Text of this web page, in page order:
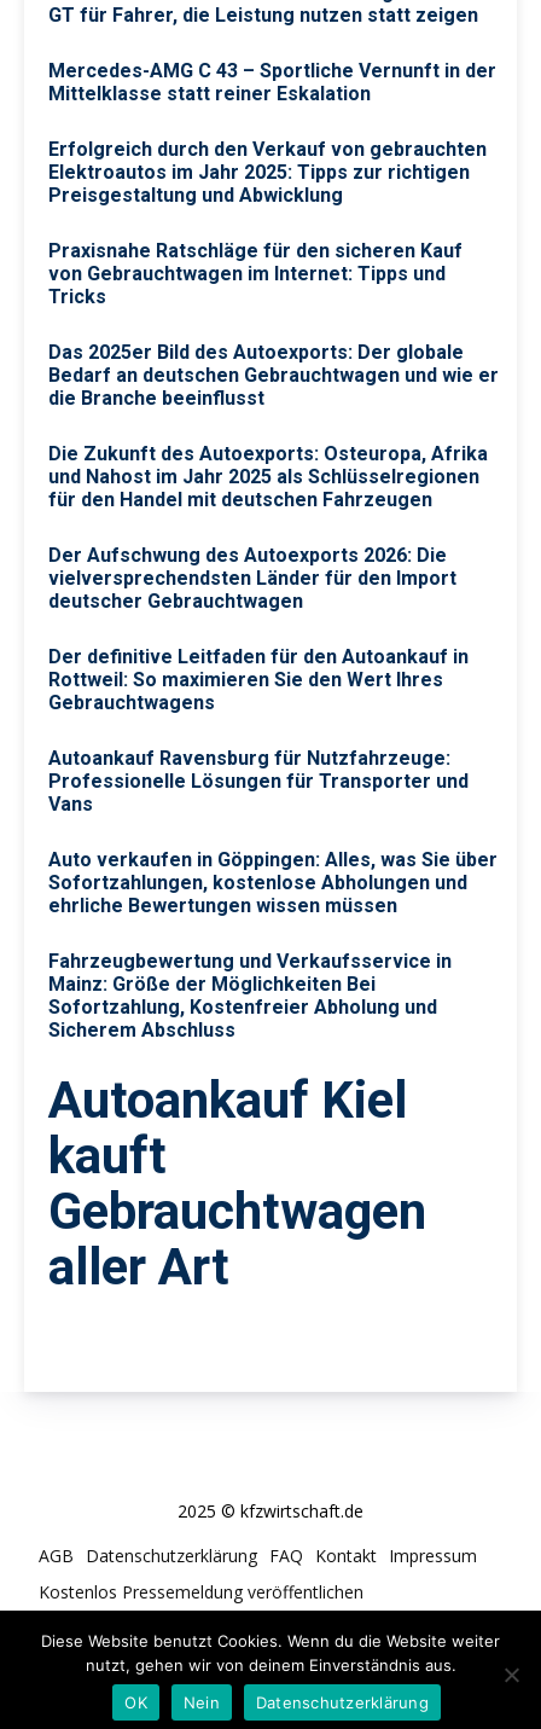
GT für Fahrer, die Leistung nutzen statt zeigen
Mercedes-AMG C 43 – Sportliche Vernunft in der
Mittelklasse statt reiner Eskalation
Erfolgreich durch den Verkauf von gebrauchten
Elektroautos im Jahr 2025: Tipps zur richtigen
Preisgestaltung und Abwicklung
Praxisnahe Ratschläge für den sicheren Kauf
von Gebrauchtwagen im Internet: Tipps und
Tricks
Das 2025er Bild des Autoexports: Der globale
Bedarf an deutschen Gebrauchtwagen und wie er
die Branche beeinflusst
Die Zukunft des Autoexports: Osteuropa, Afrika
und Nahost im Jahr 2025 als Schlüsselregionen
für den Handel mit deutschen Fahrzeugen
Der Aufschwung des Autoexports 2026: Die
vielversprechendsten Länder für den Import
deutscher Gebrauchtwagen
Der definitive Leitfaden für den Autoankauf in
Rottweil: So maximieren Sie den Wert Ihres
Gebrauchtwagens
Autoankauf Ravensburg für Nutzfahrzeuge:
Professionelle Lösungen für Transporter und
Vans
Auto verkaufen in Göppingen: Alles, was Sie über
Sofortzahlungen, kostenlose Abholungen und
ehrliche Bewertungen wissen müssen
Fahrzeugbewertung und Verkaufsservice in
Mainz: Größe der Möglichkeiten Bei
Sofortzahlung, Kostenfreier Abholung und
Sicherem Abschluss
Autoankauf Kiel
kauft
Gebrauchtwagen
aller Art
2025 © kfzwirtschaft.de
AGB
Datenschutzerklärung FAQ Kontakt Impressum
Kostenlos Pressemeldung veröffentlichen
Diese Website benutzt Cookies. Wenn du die Website weiter
nutzt, gehen wir von deinem Einverständnis aus.
OK
Nein Datenschutzerklärung